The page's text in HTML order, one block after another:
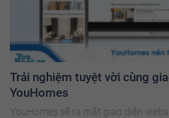
Trải nghiệm tuyệt vời cùng
YouHomes
YouHomes sẽ ra mắt giao diện